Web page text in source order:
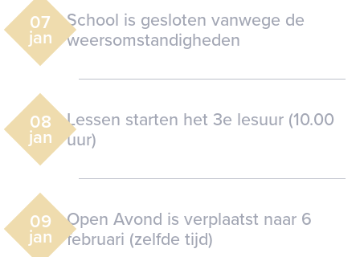
07
jan
School is gesloten vanwege de
weersomstandigheden
08
jan
Lessen starten het 3e lesuur (10.00
uur)
09
jan
Open Avond is verplaatst naar 6
februari (zelfde tijd)